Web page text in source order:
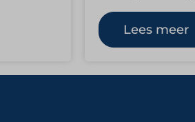
gerechten in
vestigingen en
Lees meer